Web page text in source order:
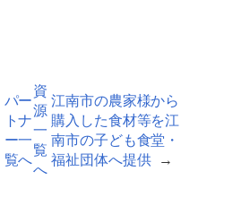
パー
トナ
ー一
覧へ
資
源
一
覧
へ
江南市の農家様から
購入した食材等を江
南市の子ども食堂・
福祉団体へ提供
→